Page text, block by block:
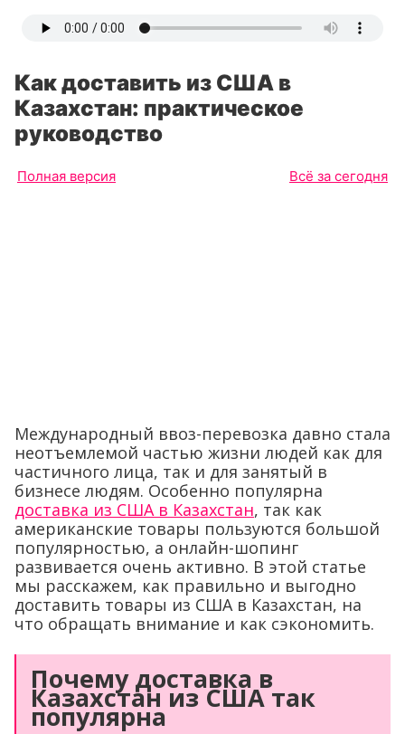
Как доставить из США в
Казахстан: практическое
руководство
Полная версия Всё за сегодня
Международный ввоз-перевозка давно стала
неотъемлемой частью жизни людей как для
частичного лица, так и для занятый в
бизнесе людям. Особенно популярна
доставка из США в Казахстан, так как
американские товары пользуются большой
популярностью, а онлайн-шопинг
развивается очень активно. В этой статье
мы расскажем, как правильно и выгодно
доставить товары из США в Казахстан, на
что обращать внимание и как сэкономить.
Почему доставка в
Казахстан из США так
популярна